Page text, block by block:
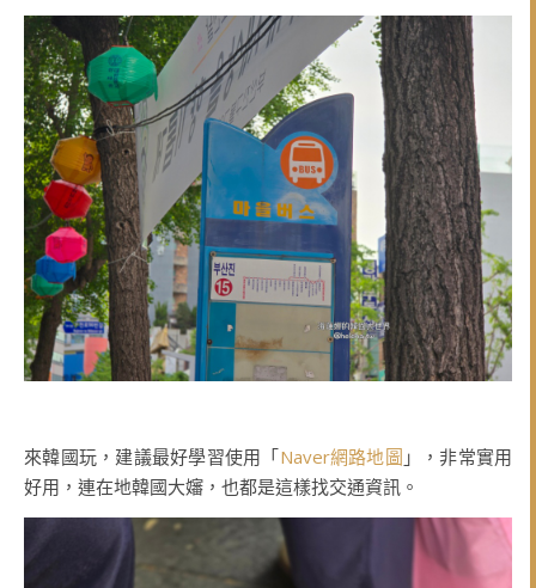
來韓國玩，建議最好學習使用「Naver網路地圖 」，非常實用
好用，連在地韓國大嬸，也都是這樣找交通資訊。